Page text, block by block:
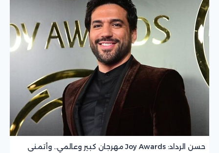
حسن الرداد: Joy Awards مهرجان كبير وعالمي.. وأتمنى